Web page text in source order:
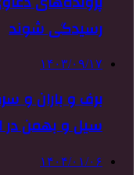
رسیدگی شوند
۱۴۰۳/۰۹/۱۷
سیل و بهمن در
۱۴۰۴/۰۱/۰۶